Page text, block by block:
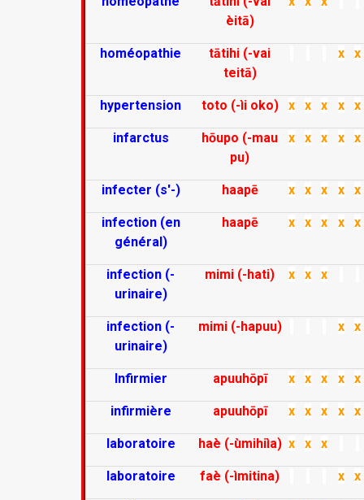
èitā)
homéopathie
tātihi (-vai
teitā)
x x
hypertension toto (-ìi oko) x x x x x
infarctus
hōupo (-mau
pu)
x x x x x
infecter (s'-) haapē x x x x x
infection (en
général)
haapē x x x x x
infection (-
urinaire)
mimi (-hati) x x x
infection (-
urinaire)
mimi (-hapuu) x x
Infirmier apuuhōpī x x x x x
infirmière apuuhōpī x x x x x
laboratoire haè (-ùmihiìa) x x x
laboratoire faè (-ìmitina) x x